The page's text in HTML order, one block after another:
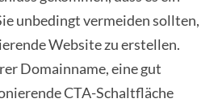
unbedingt vermeiden sollten,
Website zu erstellen.
Domainname, eine gut
CTA-Schaltfläche